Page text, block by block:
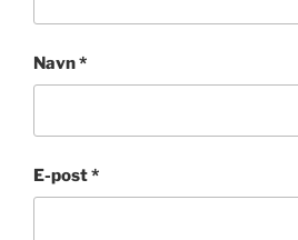
Navn*
E-post*